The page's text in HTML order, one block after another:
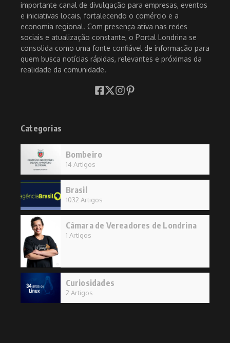
importante canal de divulgação para empresas, eventos
e iniciativas locais, fortalecendo o comércio e a
economia regional. Com presença ativa nas redes
sociais e atualização constante, o Portal Londrina se
consolida como uma fonte confiável de informação para
quem busca notícias rápidas, relevantes e próximas da
realidade da comunidade.
Categorias
Bombeiro
14 Artigos
Brasil
1032 Artigos
Câmara de Vereadores de Londrina
1 Artigos
Curiosidades
2 Artigos